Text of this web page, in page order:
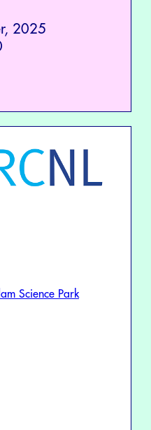
2025
Science Park